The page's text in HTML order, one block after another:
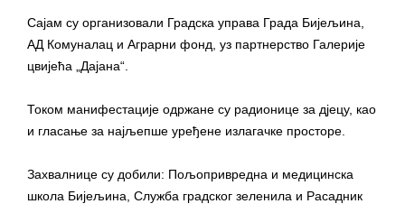
Сајам су организовали Градска управа Града Бијељина,
АД Комуналац и Аграрни фонд, уз партнерство Галерије
цвијећа „Дајана“.
Током манифестације одржане су радионице за д‌јецу, као
и гласање за најљепше уређене излагачке просторе.
Захвалнице су добили: Пољопривредна и медицинска
школа Бијељина, Служба градског зеленила и Расадник